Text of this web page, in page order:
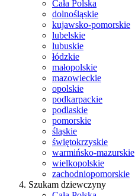
Cała Polska
dolnośląskie
kujawsko-pomorskie
lubelskie
lubuskie
łódzkie
małopolskie
mazowieckie
opolskie
podkarpackie
podlaskie
pomorskie
śląskie
świętokrzyskie
warmińsko-mazurskie
wielkopolskie
zachodniopomorskie
Szukam dziewczyny